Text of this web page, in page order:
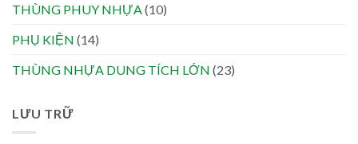
THÙNG PHUY NHỰA (10)
PHỤ KIỆN (14)
THÙNG NHỰA DUNG TÍCH LỚN (23)
LƯU TRỮ